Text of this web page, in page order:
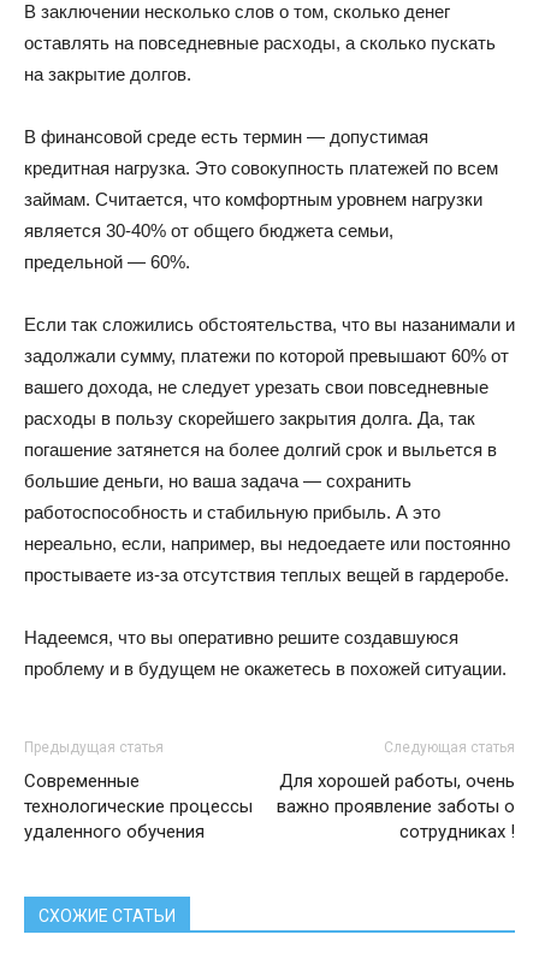
В заключении несколько слов о том, сколько денег
оставлять на повседневные расходы, а сколько пускать
на закрытие долгов.
В финансовой среде есть термин — допустимая
кредитная нагрузка. Это совокупность платежей по всем
займам. Считается, что комфортным уровнем нагрузки
является 30-40% от общего бюджета семьи,
предельной — 60%.
Если так сложились обстоятельства, что вы назанимали и
задолжали сумму, платежи по которой превышают 60% от
вашего дохода, не следует урезать свои повседневные
расходы в пользу скорейшего закрытия долга. Да, так
погашение затянется на более долгий срок и выльется в
большие деньги, но ваша задача — сохранить
работоспособность и стабильную прибыль. А это
нереально, если, например, вы недоедаете или постоянно
простываете из-за отсутствия теплых вещей в гардеробе.
Надеемся, что вы оперативно решите создавшуюся
проблему и в будущем не окажетесь в похожей ситуации.
Предыдущая статья
Современные
технологические процессы
удаленного обучения
Следующая статья
Для хорошей работы, очень
важно проявление заботы о
сотрудниках !
СХОЖИЕ СТАТЬИ